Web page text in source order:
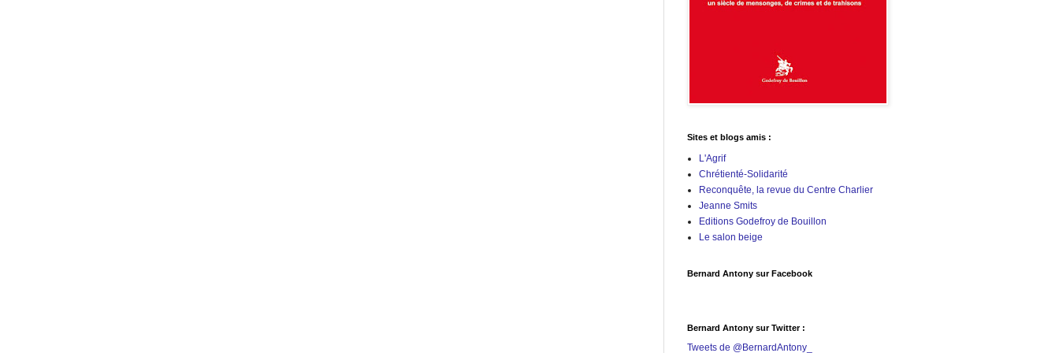
Sites et blogs amis :
L'Agrif
Chrétienté-Solidarité
Reconquête, la revue du Centre Charlier
Jeanne Smits
Editions Godefroy de Bouillon
Le salon beige
Bernard Antony sur Facebook
Bernard Antony sur Twitter :
Tweets de @BernardAntony_